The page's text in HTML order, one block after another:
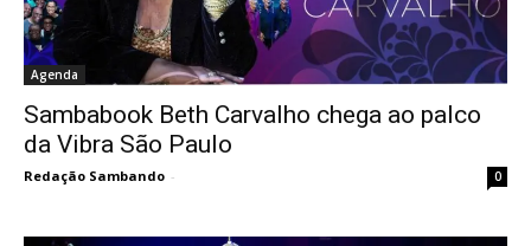
Agenda
Sambabook Beth Carvalho chega ao palco
da Vibra São Paulo
Redação Sambando - 0